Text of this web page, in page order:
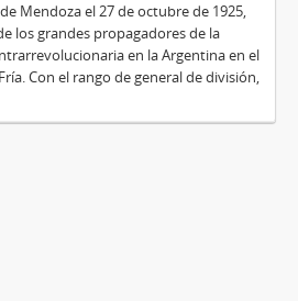
Mendoza el 27 de octubre de 1925,
los grandes propagadores de la
en la Argentina en el
Con el rango de general de división,